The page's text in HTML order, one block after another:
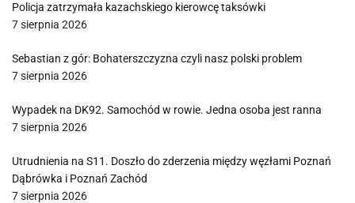
Policja zatrzymała kazachskiego kierowcę taksówki
7 sierpnia 2026
Sebastian z gór: Bohaterszczyzna czyli nasz polski problem
7 sierpnia 2026
Wypadek na DK92. Samochód w rowie. Jedna osoba jest ranna
7 sierpnia 2026
Utrudnienia na S11. Doszło do zderzenia między węzłami Poznań
Dąbrówka i Poznań Zachód
7 sierpnia 2026